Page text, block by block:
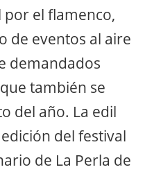
el flamenco,
de eventos al aire
demandados
también se
del año. La edil
del festival
de La Perla de